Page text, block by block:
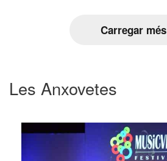
Carregar més
Les Anxovetes